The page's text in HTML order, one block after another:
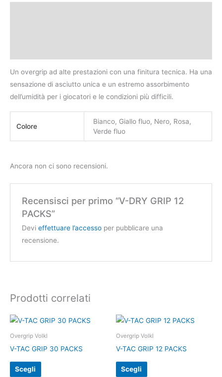
Un overgrip ad alte prestazioni con una finitura tecnica. Ha una
sensazione di asciutto unica e un estremo assorbimento
dell’umidità per i giocatori e le condizioni più difficili.
Colore
Bianco, Giallo fluo, Nero, Rosa,
Verde fluo
Ancora non ci sono recensioni.
Recensisci per primo “V-DRY GRIP 12
PACKS”
Devi effettuare l’accessoper pubblicare una
recensione.
Prodotti correlati
Overgrip Volkl
V-TAC GRIP 30 PACKS
Scegli
Questo
prodotto
ha
Overgrip Volkl
V-TAC GRIP 12 PACKS
Scegli
Questo
prodotto
ha